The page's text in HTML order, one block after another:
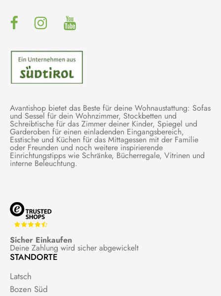
Avantishop bietet das Beste für deine Wohnaustattung: Sofas
und Sessel für dein Wohnzimmer, Stockbetten und
Schreibtische für das Zimmer deiner Kinder, Spiegel und
Garderoben für einen einladenden Eingangsbereich,
Esstische und Küchen für das Mittagessen mit der Familie
oder Freunden und noch weitere inspirierende
Einrichtungstipps wie Schränke, Bücherregale, Vitrinen und
interne Beleuchtung.
Sicher Einkaufen
Deine Zahlung wird sicher abgewickelt
STANDORTE
Latsch
Bozen Süd